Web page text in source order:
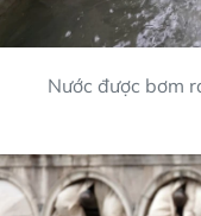
Nước được bơm